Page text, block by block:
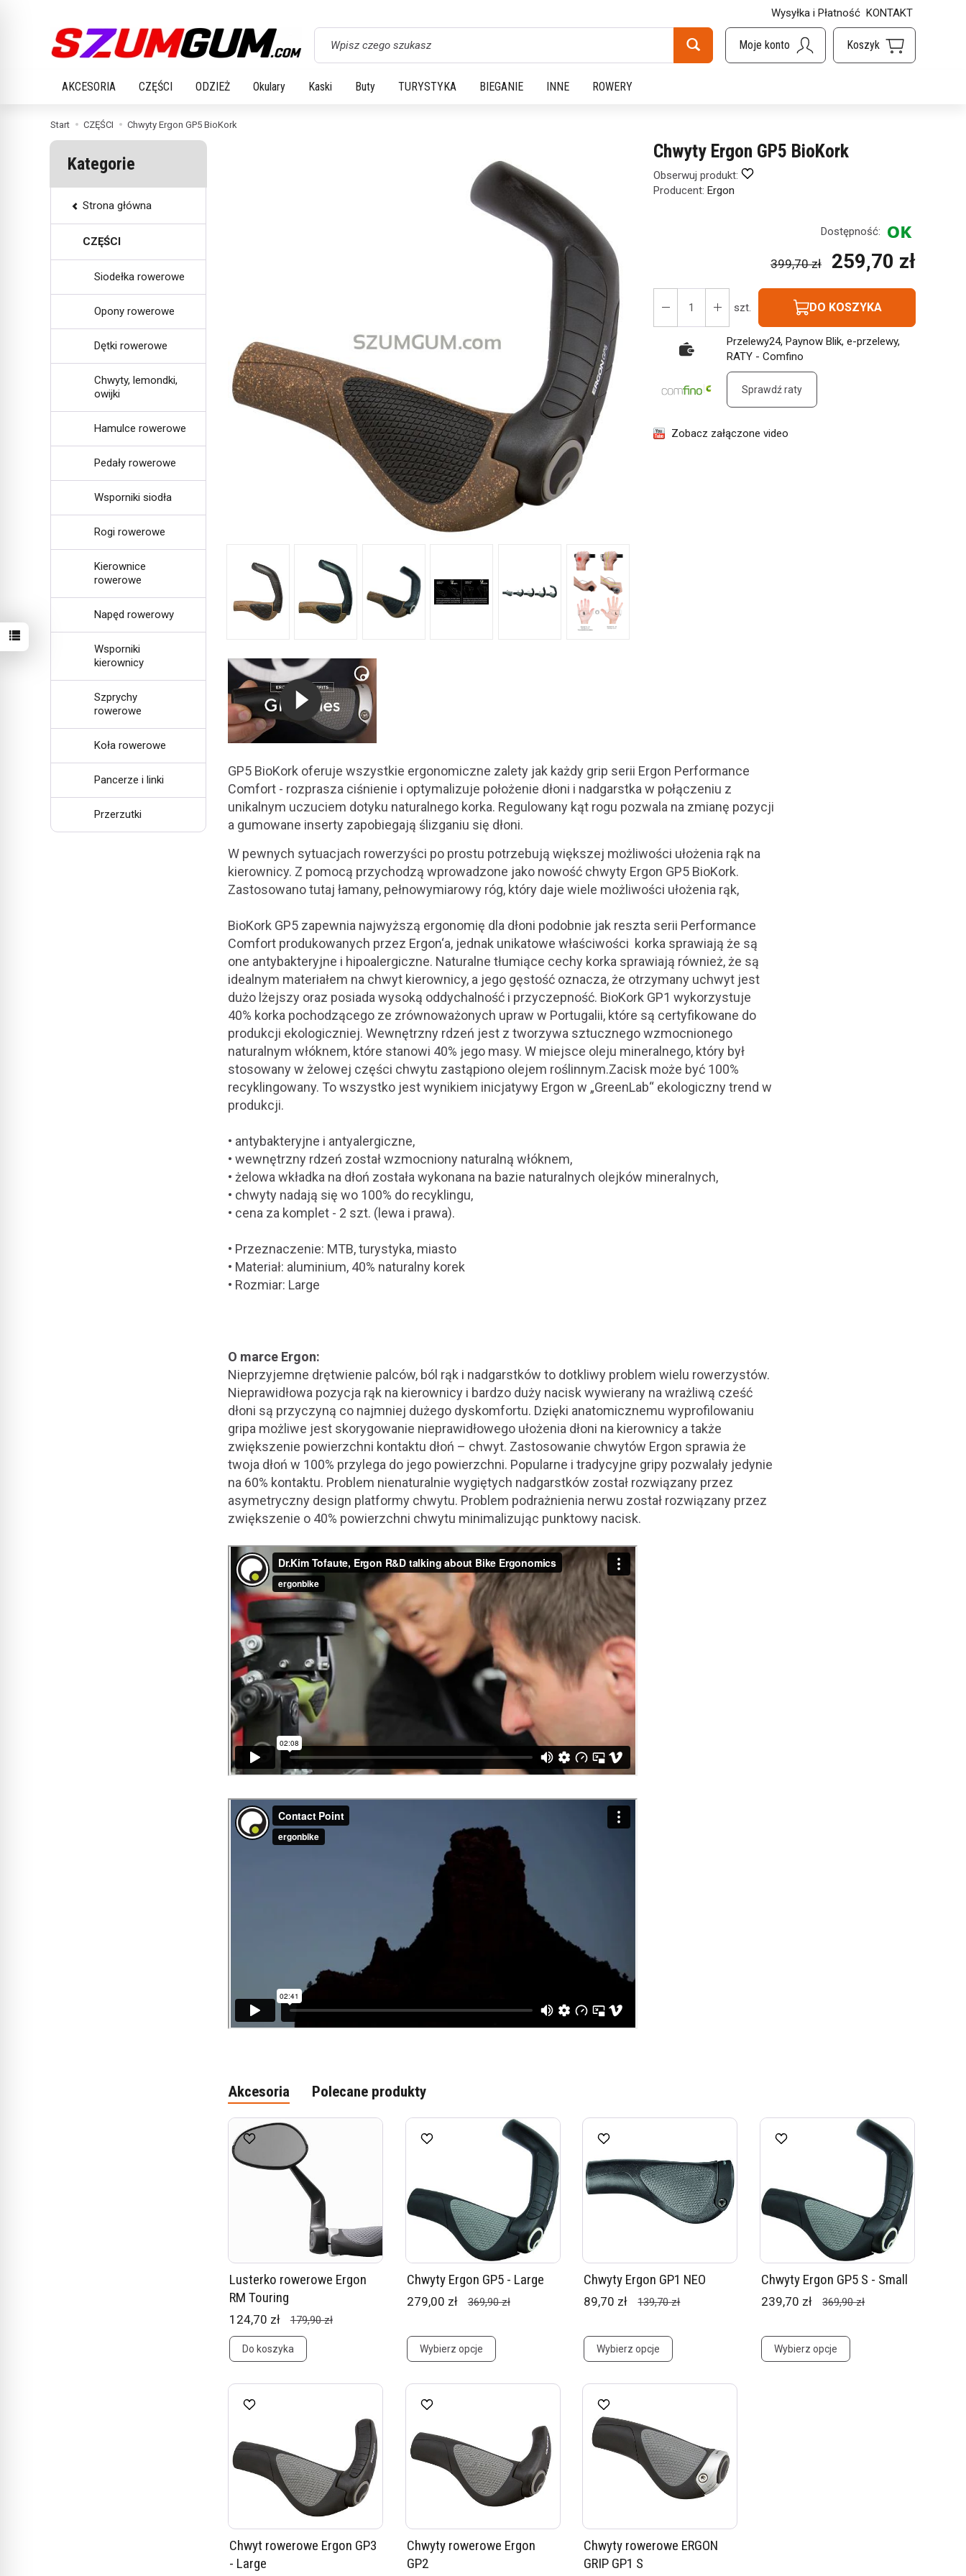
Wysyłka i Płatność KONTAKT
Wyszukaj
AKCESORIA CZĘŚCI ODZIEŻ Okulary Kaski Buty TURYSTYKA BIEGANIE INNE ROWERY
Start CZĘŚCI Chwyty Ergon GP5 BioKork
Chwyty Ergon GP5 BioKork
Obserwuj produkt:
Producent: Ergon
Dostępność:
399,70 zł 259,70 zł
szt. DO KOSZYKA
Przelewy24, Paynow Blik, e-przelewy,
RATY - Comfino
Sprawdź raty
Zobacz załączone video
GP5 BioKork oferuje wszystkie ergonomiczne zalety jak każdy grip serii Ergon Performance
Comfort - rozprasza ciśnienie i optymalizuje położenie dłoni i nadgarstka w połączeniu z
unikalnym uczuciem dotyku naturalnego korka. Regulowany kąt rogu pozwala na zmianę pozycji
a gumowane inserty zapobiegają ślizganiu się dłoni.
W pewnych sytuacjach rowerzyści po prostu potrzebują większej możliwości ułożenia rąk na
kierownicy. Z pomocą przychodzą wprowadzone jako nowość chwyty Ergon GP5 BioKork.
Zastosowano tutaj łamany, pełnowymiarowy róg, który daje wiele możliwości ułożenia rąk,
BioKork GP5 zapewnia najwyższą ergonomię dla dłoni podobnie jak reszta serii Performance
Comfort produkowanych przez Ergon‘a, jednak unikatowe właściwości korka sprawiają że są
one antybakteryjne i hipoalergiczne. Naturalne tłumiące cechy korka sprawiają również, że są
idealnym materiałem na chwyt kierownicy, a jego gęstość oznacza, że otrzymany uchwyt jest
dużo lżejszy oraz posiada wysoką oddychalność i przyczepność. BioKork GP1 wykorzystuje
40% korka pochodzącego ze zrównoważonych upraw w Portugalii, które są certyfikowane do
produkcji ekologiczniej. Wewnętrzny rdzeń jest z tworzywa sztucznego wzmocnionego
naturalnym włóknem, które stanowi 40% jego masy. W miejsce oleju mineralnego, który był
stosowany w żelowej części chwytu zastąpiono olejem roślinnym.Zacisk może być 100%
recyklingowany. To wszystko jest wynikiem inicjatywy Ergon w „GreenLab“ ekologiczny trend w
produkcji.
• antybakteryjne i antyalergiczne,
• wewnętrzny rdzeń został wzmocniony naturalną włóknem,
• żelowa wkładka na dłoń została wykonana na bazie naturalnych olejków mineralnych,
• chwyty nadają się wo 100% do recyklingu,
• cena za komplet - 2 szt. (lewa i prawa).
• Przeznaczenie: MTB, turystyka, miasto
• Materiał: aluminium, 40% naturalny korek
• Rozmiar: Large
O marce Ergon:
Nieprzyjemne drętwienie palców, ból rąk i nadgarstków to dotkliwy problem wielu rowerzystów.
Nieprawidłowa pozycja rąk na kierownicy i bardzo duży nacisk wywierany na wrażliwą cześć
dłoni są przyczyną co najmniej dużego dyskomfortu. Dzięki anatomicznemu wyprofilowaniu
gripa możliwe jest skorygowanie nieprawidłowego ułożenia dłoni na kierownicy a także
zwiększenie powierzchni kontaktu dłoń – chwyt. Zastosowanie chwytów Ergon sprawia że
twoja dłoń w 100% przylega do jego powierzchni. Popularne i tradycyjne gripy pozwalały jedynie
na 60% kontaktu. Problem nienaturalnie wygiętych nadgarstków został rozwiązany przez
asymetryczny design platformy chwytu. Problem podrażnienia nerwu został rozwiązany przez
zwiększenie o 40% powierzchni chwytu minimalizując punktowy nacisk.
Akcesoria Polecane produkty
Lusterko rowerowe Ergon
RM Touring
124,70 zł 179,90 zł
Do koszyka
Chwyty Ergon GP5 - Large
279,00 zł 369,90 zł
Wybierz opcje
Chwyty Ergon GP1 NEO
89,70 zł 139,70 zł
Wybierz opcje
Chwyty Ergon GP5 S - Small
239,70 zł 369,90 zł
Wybierz opcje
Chwyt rowerowe Ergon GP3
- Large
Chwyty rowerowe Ergon
GP2
Chwyty rowerowe ERGON
GRIP GP1 S
Kategorie
Strona główna
CZĘŚCI
Siodełka rowerowe
Opony rowerowe
Dętki rowerowe
Chwyty, lemondki,
owijki
Hamulce rowerowe
Pedały rowerowe
Wsporniki siodła
Rogi rowerowe
Kierownice
rowerowe
Napęd rowerowy
Wsporniki
kierownicy
Szprychy
rowerowe
Koła rowerowe
Pancerze i linki
Przerzutki